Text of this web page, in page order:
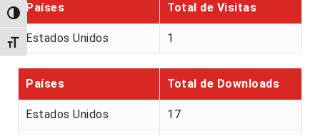
Alternar alto contraste
Alternar tamanho da fonte
Países
Total de Visitas
Estados Unidos 1
Países Total de Downloads
Estados Unidos 17